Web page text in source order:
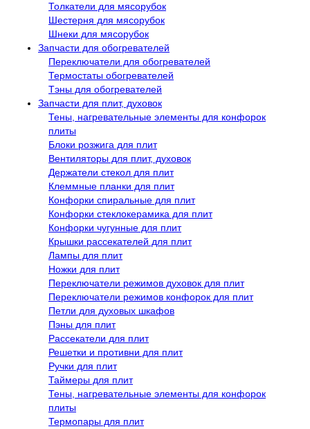
Толкатели для мясорубок
Шестерня для мясорубок
Шнеки для мясорубок
Запчасти для обогревателей
Переключатели для обогревателей
Термостаты обогревателей
Тэны для обогревателей
Запчасти для плит, духовок
Тены, нагревательные элементы для конфорок
плиты
Блоки розжига для плит
Вентиляторы для плит, духовок
Держатели стекол для плит
Клеммные планки для плит
Конфорки спиральные для плит
Конфорки стеклокерамика для плит
Конфорки чугунные для плит
Крышки рассекателей для плит
Лампы для плит
Ножки для плит
Переключатели режимов духовок для плит
Переключатели режимов конфорок для плит
Петли для духовых шкафов
Пэны для плит
Рассекатели для плит
Решетки и противни для плит
Ручки для плит
Таймеры для плит
Тены, нагревательные элементы для конфорок
плиты
Термопары для плит